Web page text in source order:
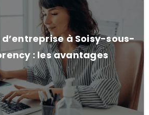
à Soisy-sous-
: les avantages